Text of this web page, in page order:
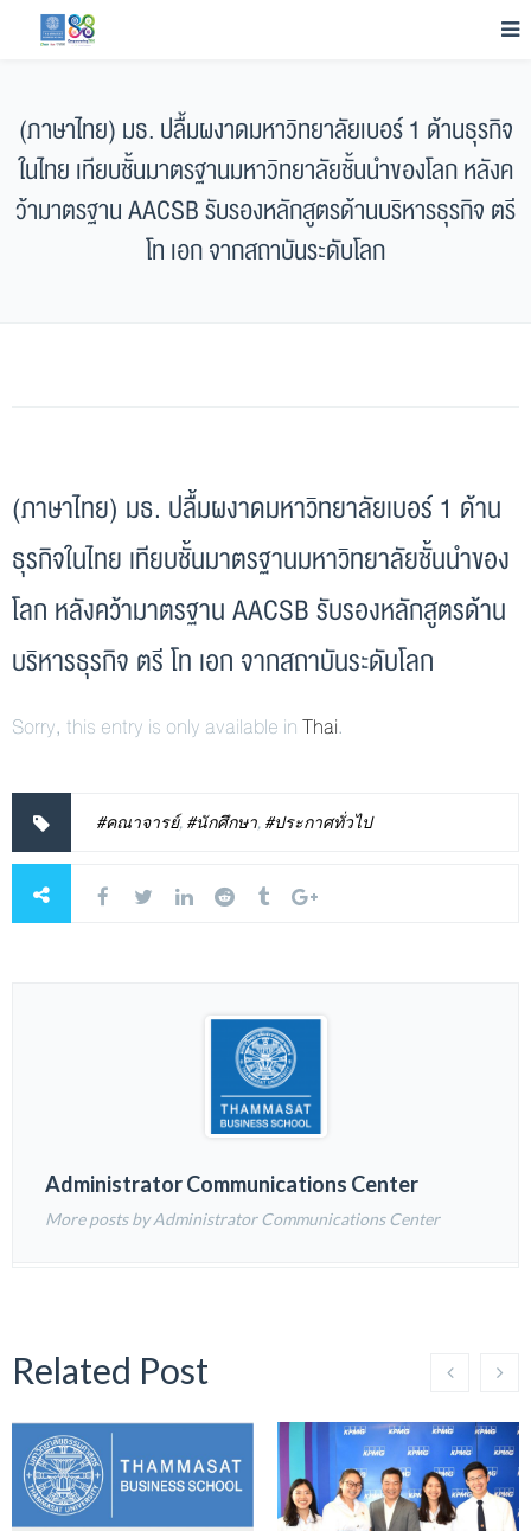
(ภาษาไทย) มธ. ปลื้มผงาดมหาวิทยาลัยเบอร์ 1 ด้านธุรกิจ
ในไทย เทียบชั้นมาตรฐานมหาวิทยาลัยชั้นนำของโลก หลังค
ว้ามาตรฐาน AACSB รับรองหลักสูตรด้านบริหารธุรกิจ ตรี
โท เอก จากสถาบันระดับโลก
(ภาษาไทย) มธ. ปลื้มผงาดมหาวิทยาลัยเบอร์ 1 ด้าน
ธุรกิจในไทย เทียบชั้นมาตรฐานมหาวิทยาลัยชั้นนำของ
โลก หลังคว้ามาตรฐาน AACSB รับรองหลักสูตรด้าน
บริหารธุรกิจ ตรี โท เอก จากสถาบันระดับโลก
Sorry, this entry is only available inThai.
#คณาจารย์, #นักศึกษา, #ประกาศทั่วไป
Administrator Communications Center
More posts by Administrator Communications Center
Related Post